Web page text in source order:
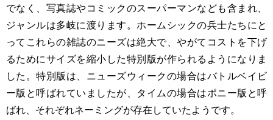
でなく、写真誌やコミックのスーパーマンなども含まれ、
ジャンルは多岐に渡ります。ホームシックの兵士たちにと
ってこれらの雑誌のニーズは絶大で、やがてコストを下げ
るためにサイズを縮小した特別版が作られるようになりま
した。特別版は、ニューズウィークの場合はバトルベイビ
ー版と呼ばれていましたが、タイムの場合はポニー版と呼
ばれ、それぞれネーミングが存在していたようです。